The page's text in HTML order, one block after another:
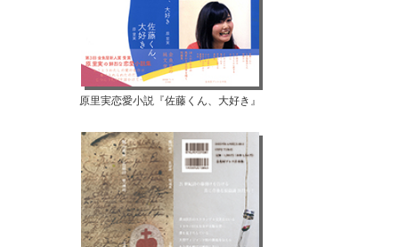
原里実恋愛小説『佐藤くん、大好き』